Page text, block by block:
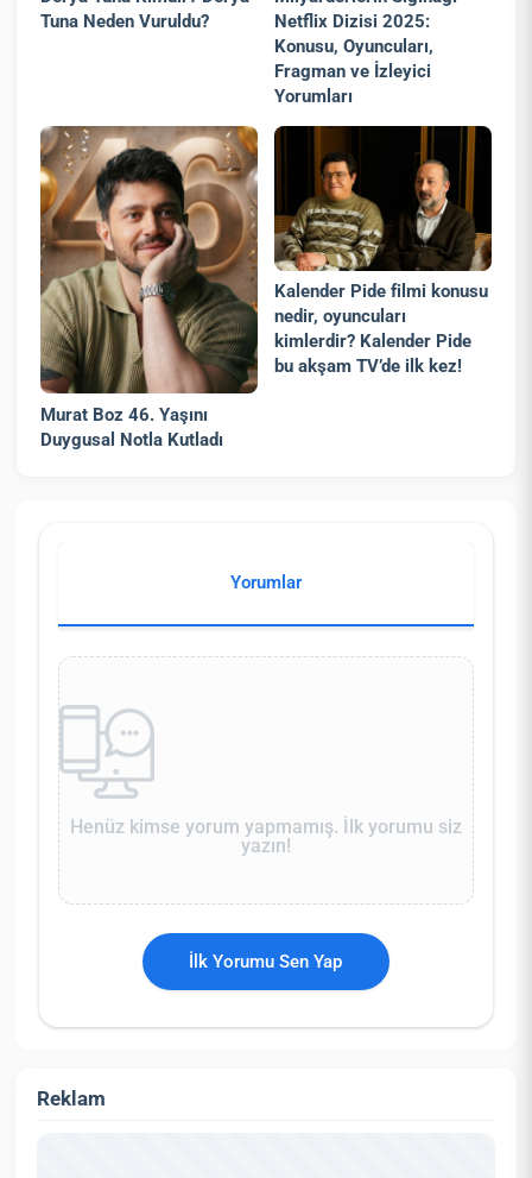
Tuna Neden Vuruldu?
Netflix Dizisi 2025:
Konusu, Oyuncuları,
Fragman ve İzleyici
Yorumları
Murat Boz 46. Yaşını
Duygusal Notla Kutladı
Kalender Pide filmi konusu
nedir, oyuncuları
kimlerdir? Kalender Pide
bu akşam TV’de ilk kez!
Yorumlar
Henüz kimse yorum yapmamış. İlk yorumu siz
yazın!
İlk Yorumu Sen Yap
Reklam